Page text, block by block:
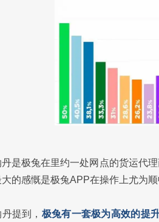
是极兔在里约一处网点的货运代
的感慨是极兔APP在操作上尤为
提到， 极兔有一套极为高效的提